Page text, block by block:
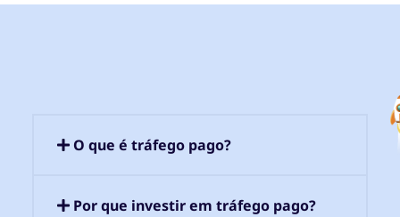
O que é tráfego pago?
Por que investir em tráfego pago?